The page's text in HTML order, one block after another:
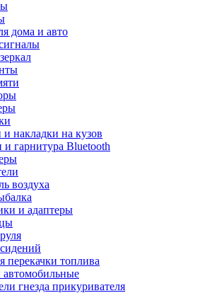
дома и авто
накладки на кузов
гарнитура Bluetooth
воздуха
и адаптеры
топлива
гнезда прикуривателя